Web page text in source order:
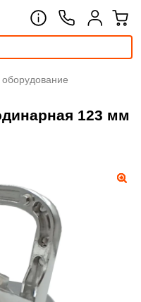
123 мм